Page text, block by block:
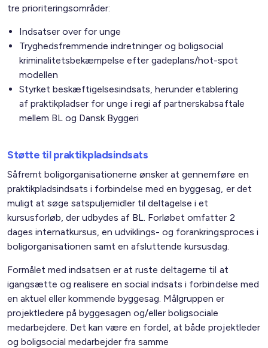
tre prioriteringsområder:
Indsatser over for unge
Tryghedsfremmende indretninger og boligsocial
kriminalitetsbekæmpelse efter gadeplans/hot-spot
modellen
Styrket beskæftigelsesindsats, herunder etablering
af praktikpladser for unge i regi af partnerskabsaftale
mellem BL og Dansk Byggeri
Støtte til praktikpladsindsats
Såfremt boligorganisationerne ønsker at gennemføre en
praktikpladsindsats i forbindelse med en byggesag, er det
muligt at søge satspuljemidler til deltagelse i et
kursusforløb, der udbydes af BL. Forløbet omfatter 2
dages internatkursus, en udviklings- og forankringsproces i
boligorganisationen samt en afsluttende kursusdag.
Formålet med indsatsen er at ruste deltagerne til at
igangsætte og realisere en social indsats i forbindelse med
en aktuel eller kommende byggesag. Målgruppen er
projektledere på byggesagen og/eller boligsociale
medarbejdere. Det kan være en fordel, at både projektleder
og boligsocial medarbejder fra samme